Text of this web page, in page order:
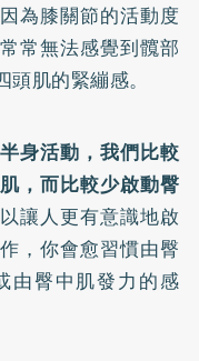
為膝關節的活動度
常無法感覺到髖部
肌的緊繃感。
身活動，我們比較
，而比較少啟動臀
讓人更有意識地啟
，你會愈習慣由臀
由臀中肌發力的感